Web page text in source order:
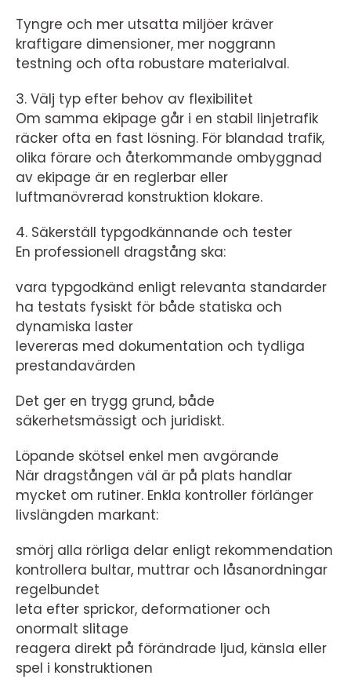
Tyngre och mer utsatta miljöer kräver
kraftigare dimensioner, mer noggrann
testning och ofta robustare materialval.
3. Välj typ efter behov av flexibilitet
Om samma ekipage går i en stabil linjetrafik
räcker ofta en fast lösning. För blandad trafik,
olika förare och återkommande ombyggnad
av ekipage är en reglerbar eller
luftmanövrerad konstruktion klokare.
4. Säkerställ typgodkännande och tester
En professionell dragstång ska:
vara typgodkänd enligt relevanta standarder
ha testats fysiskt för både statiska och
dynamiska laster
levereras med dokumentation och tydliga
prestandavärden
Det ger en trygg grund, både
säkerhetsmässigt och juridiskt.
Löpande skötsel enkel men avgörande
När dragstången väl är på plats handlar
mycket om rutiner. Enkla kontroller förlänger
livslängden markant:
smörj alla rörliga delar enligt rekommendation
kontrollera bultar, muttrar och låsanordningar
regelbundet
leta efter sprickor, deformationer och
onormalt slitage
reagera direkt på förändrade ljud, känsla eller
spel i konstruktionen